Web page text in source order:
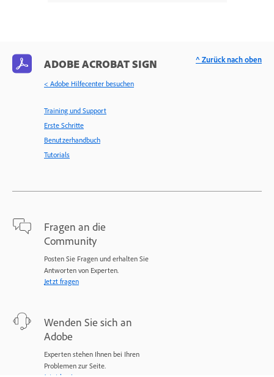
ADOBE ACROBAT SIGN
< Adobe Hilfecenter besuchen
Training und Support
Erste Schritte
Benutzerhandbuch
Tutorials
Fragen an die
Community
Posten Sie Fragen und erhalten Sie
Antworten von Experten.
Jetzt fragen
Wenden Sie sich an
Adobe
Experten stehen Ihnen bei Ihren
Problemen zur Seite.
^ Zurück nach oben